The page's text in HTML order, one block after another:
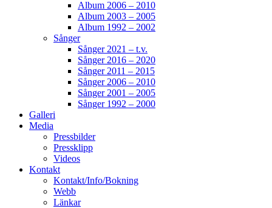
Album 2006 – 2010
Album 2003 – 2005
Album 1992 – 2002
Sånger
Sånger 2021 – t.v.
Sånger 2016 – 2020
Sånger 2011 – 2015
Sånger 2006 – 2010
Sånger 2001 – 2005
Sånger 1992 – 2000
Galleri
Media
Pressbilder
Pressklipp
Videos
Kontakt
Kontakt/Info/Bokning
Webb
Länkar